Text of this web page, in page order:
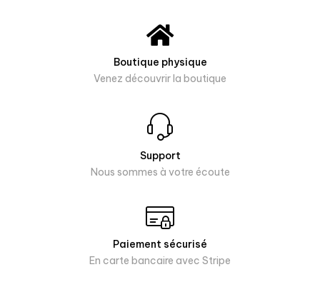
Boutique physique
Venez découvrir la boutique
Support
Nous sommes à votre écoute
Paiement sécurisé
En carte bancaire avec Stripe